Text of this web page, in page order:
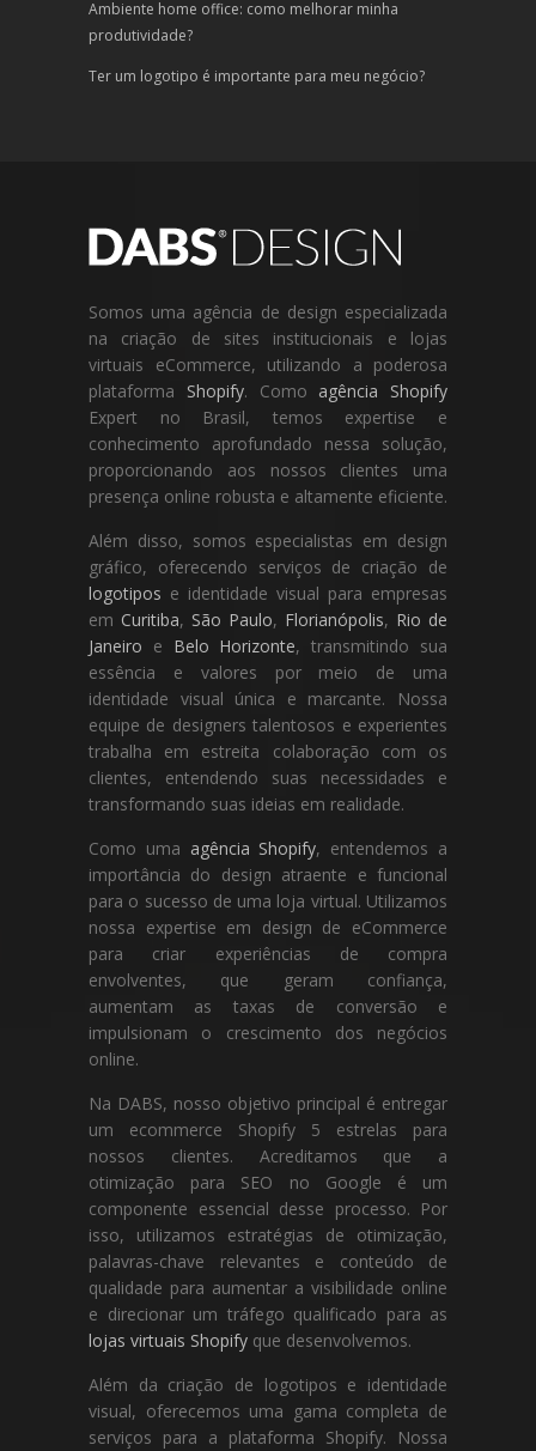
Ambiente home office: como melhorar minha
produtividade?
Ter um logotipo é importante para meu negócio?
Somos uma agência de design especializada
na criação de sites institucionais e lojas
virtuais eCommerce, utilizando a poderosa
plataforma Shopify. Como agência Shopify
Expert no Brasil, temos expertise e
conhecimento aprofundado nessa solução,
proporcionando aos nossos clientes uma
presença online robusta e altamente eficiente.
Além disso, somos especialistas em design
gráfico, oferecendo serviços de criação de
logotipos e identidade visual para empresas
em Curitiba, São Paulo, Florianópolis, Rio de
Janeiro e Belo Horizonte, transmitindo sua
essência e valores por meio de uma
identidade visual única e marcante. Nossa
equipe de designers talentosos e experientes
trabalha em estreita colaboração com os
clientes, entendendo suas necessidades e
transformando suas ideias em realidade.
Como uma agência Shopify, entendemos a
importância do design atraente e funcional
para o sucesso de uma loja virtual. Utilizamos
nossa expertise em design de eCommerce
para criar experiências de compra
envolventes, que geram confiança,
aumentam as taxas de conversão e
impulsionam o crescimento dos negócios
online.
Na DABS, nosso objetivo principal é entregar
um ecommerce Shopify 5 estrelas para
nossos clientes. Acreditamos que a
otimização para SEO no Google é um
componente essencial desse processo. Por
isso, utilizamos estratégias de otimização,
palavras-chave relevantes e conteúdo de
qualidade para aumentar a visibilidade online
e direcionar um tráfego qualificado para as
lojas virtuais Shopify que desenvolvemos.
Além da criação de logotipos e identidade
visual, oferecemos uma gama completa de
serviços para a plataforma Shopify. Nossa